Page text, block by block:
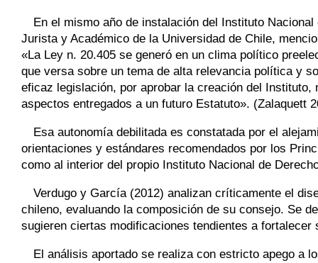
En el mismo año de instalación del Instituto
Jurista y Académico de la Universidad de Chile,
«La Ley n. 20.405 se generó en un clima político
que versa sobre un tema de alta relevancia política y
eficaz legislación, por aprobar la creación del
aspectos entregados a un futuro Estatuto». (Zalaquett
Esa autonomía debilitada es constatada por el
orientaciones y estándares recomendados por los
como al interior del propio Instituto Nacional de
Verdugo y García (2012) analizan críticamente el
chileno, evaluando la composición de su consejo. Se
sugieren ciertas modificaciones tendientes a fortalecer
El análisis aportado se realiza con estricto apego a